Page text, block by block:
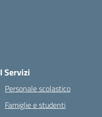
I Servizi
Personale scolastico
Famiglie e studenti